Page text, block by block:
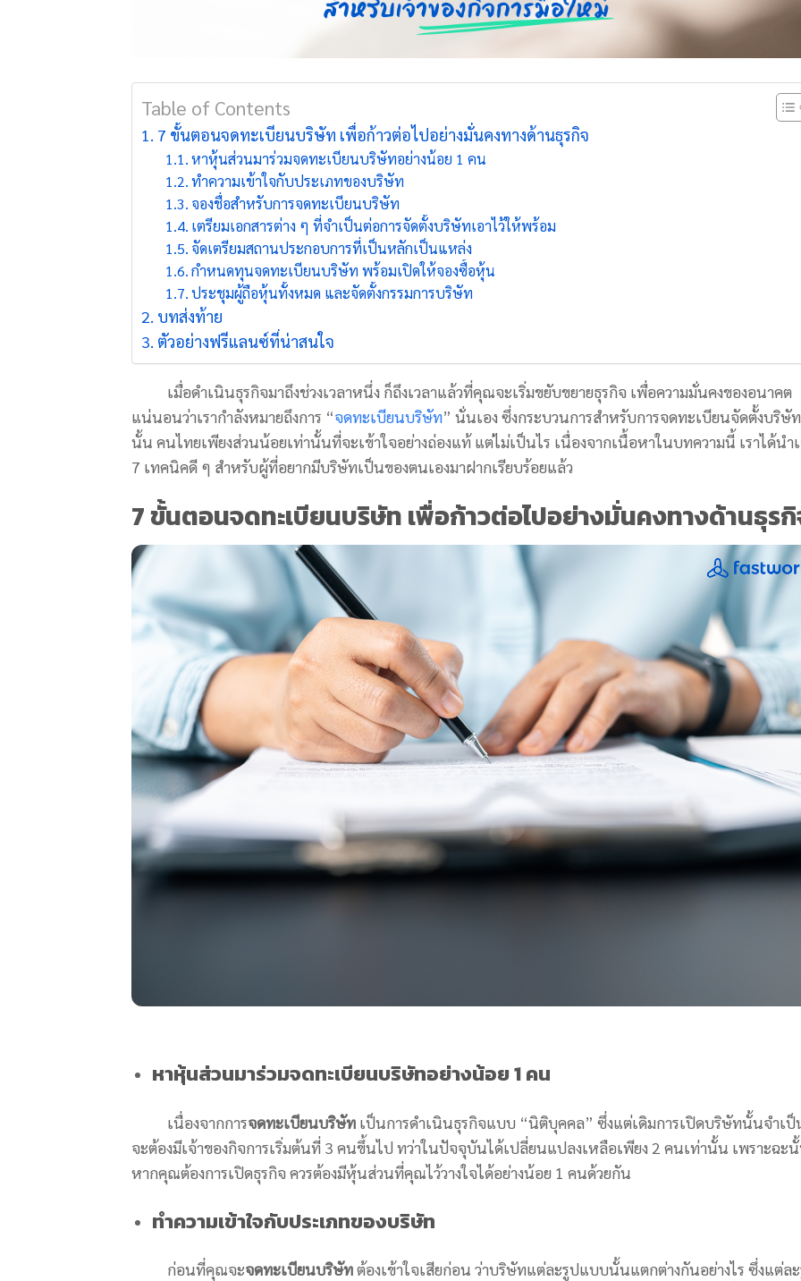
Table of Contents
7 ขั้นตอนจดทะเบียนบริษัท เพื่อก้าวต่อไปอย่างมั่นคงทางด้านธุรกิจ
หาหุ้นส่วนมาร่วมจดทะเบียนบริษัทอย่างน้อย 1 คน
ทำความเข้าใจกับประเภทของบริษัท
จองชื่อสำหรับการจดทะเบียนบริษัท
เตรียมเอกสารต่าง ๆ ที่จำเป็นต่อการจัดตั้งบริษัทเอาไว้ให้พร้อม
จัดเตรียมสถานประกอบการที่เป็นหลักเป็นแหล่ง
กำหนดทุนจดทะเบียนบริษัท พร้อมเปิดให้จองซื้อหุ้น
ประชุมผู้ถือหุ้นทั้งหมด และจัดตั้งกรรมการบริษัท
บทส่งท้าย
ตัวอย่างฟรีแลนซ์ที่น่าสนใจ
เมื่อดำเนินธุรกิจมาถึงช่วงเวลาหนึ่ง ก็ถึงเวลาแล้วที่คุณจะเริ่มขยับขยายธุรกิจ เพื่อความมั่นคงของอนาคต
แน่นอนว่าเรากำลังหมายถึงการ “จดทะเบียนบริษัท” นั่นเอง ซึ่งกระบวนการสำหรับการจดทะเบียนจัดตั้งบริษัท
นั้น คนไทยเพียงส่วนน้อยเท่านั้นที่จะเข้าใจอย่างถ่องแท้ แต่ไม่เป็นไร เนื่องจากเนื้อหาในบทความนี้ เราได้นำ
7 เทคนิคดี ๆ สำหรับผู้ที่อยากมีบริษัทเป็นของตนเองมาฝากเรียบร้อยแล้ว
7 ขั้นตอนจดทะเบียนบริษัท เพื่อก้าวต่อไปอย่างมั่นคงทางด้านธุร
หาหุ้นส่วนมาร่วมจดทะเบียนบริษัทอย่างน้อย 1 คน
เนื่องจากการจดทะเบียนบริษัท เป็นการดำเนินธุรกิจแบบ “นิติบุคคล” ซึ่งแต่เดิมการเปิดบริษัทนั้นจำเป็
จะต้องมีเจ้าของกิจการเริ่มต้นที่ 3 คนขึ้นไป ทว่าในปัจจุบันได้เปลี่ยนแปลงเหลือเพียง 2 คนเท่านั้น เพราะฉะ
หากคุณต้องการเปิดธุรกิจ ควรต้องมีหุ้นส่วนที่คุณไว้วางใจได้อย่างน้อย 1 คนด้วยกัน
ทำความเข้าใจกับประเภทของบริษัท
ก่อนที่คุณจะจดทะเบียนบริษัทต้องเข้าใจเสียก่อน ว่าบริษัทแต่ละรูปแบบนั้นแตกต่างกันอย่างไร ซึ่งแต่ล